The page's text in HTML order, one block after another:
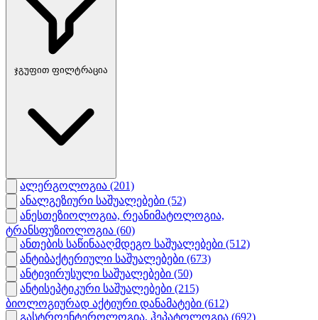
ჯგუფით ფილტრაცია
ალერგოლოგია (201)
ანალგეზიური საშუალებები (52)
ანესთეზიოლოგია, რეანიმატოლოგია,
ტრანსფუზიოლოგია (60)
ანთების საწინააღმდეგო საშუალებები (512)
ანტიბაქტერიული საშუალებები (673)
ანტივირუსული საშუალებები (50)
ანტისეპტიკური საშუალებები (215)
ბიოლოგიურად აქტიური დანამატები (612)
გასტროენტეროლოგია, ჰეპატოლოგია (692)